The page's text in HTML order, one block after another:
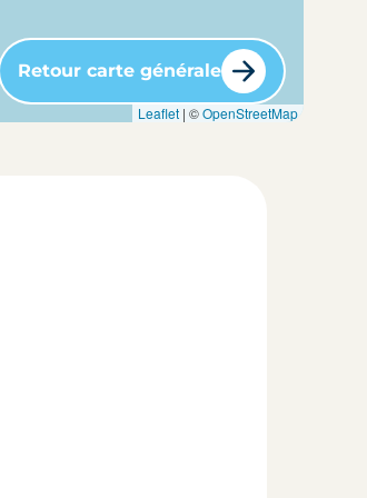
Leaflet | ©OpenStreetMap
Retour carte générale